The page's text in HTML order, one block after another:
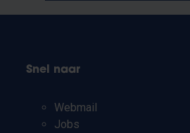
Snel naar
Webmail
Jobs